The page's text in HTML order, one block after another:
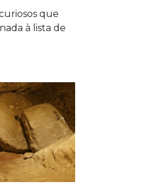
que
à lista de